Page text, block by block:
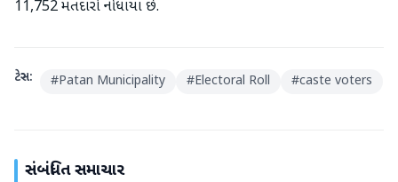
11,752 મતદારો નોંધાયા છે.
ટેગ્સ: #Patan Municipality #Electoral Roll #caste voters
સંબંધિત સમાચાર